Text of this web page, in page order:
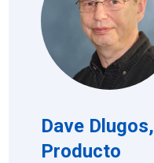
Dave
Producto